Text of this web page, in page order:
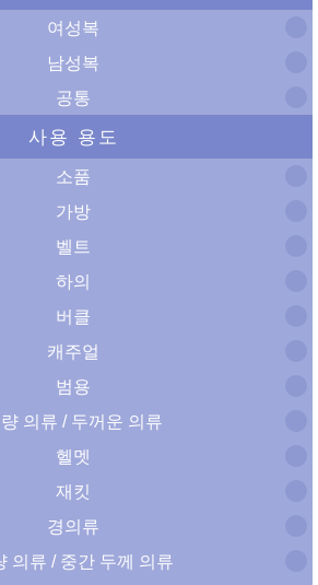
여성복
남성복
공통
사용 용도
소품
가방
벨트
하의
버클
캐주얼
범용
의류 / 두꺼운 의류
헬멧
재킷
경의류
의류 / 중간 두께 의류